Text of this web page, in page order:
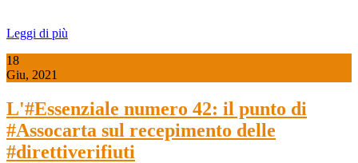
Leggi di più
18
Giu, 2021
L'#Essenziale numero 42: il punto di
#Assocarta sul recepimento delle
#direttiverifiuti